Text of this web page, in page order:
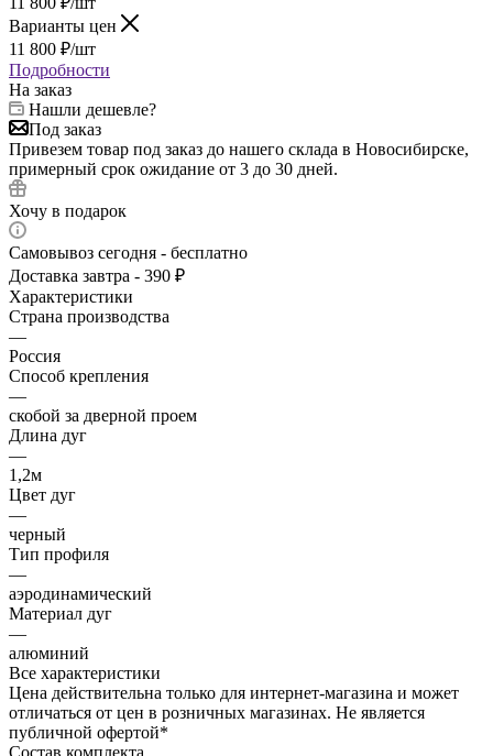
Варианты цен
11 800 ₽/шт
Подробности
На заказ
Нашли дешевле?
Под заказ
Привезем товар под заказ до нашего склада в Новосибирске,
примерный срок ожидание от 3 до 30 дней.
Хочу в подарок
Самовывоз сегодня - бесплатно
Доставка завтра - 390 ₽
Характеристики
Страна производства
—
Россия
Способ крепления
—
скобой за дверной проем
Длина дуг
—
1,2м
Цвет дуг
—
черный
Тип профиля
—
аэродинамический
Материал дуг
—
алюминий
Все характеристики
Цена действительна только для интернет-магазина и может
отличаться от цен в розничных магазинах. Не является
публичной офертой*
Состав комплекта